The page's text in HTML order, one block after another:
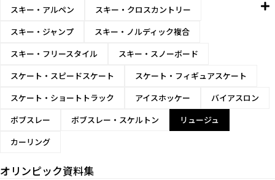
スキー・アルペン
スキー・クロスカントリー
スキー・ジャンプ
スキー・ノルディック複合
スキー・フリースタイル
スキー・スノーボード
スケート・スピードスケート
スケート・フィギュアスケート
スケート・ショートトラック
アイスホッケー
バイアスロン
ボブスレー
ボブスレー・スケルトン
リュージュ
カーリング
オリンピック資料集